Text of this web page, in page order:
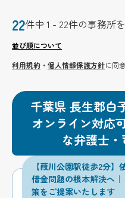
22件中 1 - 22件の事務所
並び順について
利用規約 ・個人情報保護方針に同
千葉県 長生郡白
オンライン対応
な弁護士
【葭川公園駅徒歩2分】
借金問題の根本解決へ
策をご提案いたします